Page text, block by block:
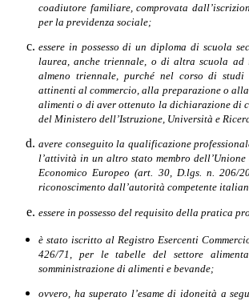
coadiutore familiare, comprovata
per la previdenza sociale;
essere in possesso di un diploma di scuola
laurea, anche triennale, o di altra scuola ad
almeno triennale, purché nel corso di studi
attinenti al commercio, alla preparazione o
alimenti o di aver ottenuto la dichiarazione di
del Ministero dell’Istruzione, Università e
avere conseguito la qualificazione
l’attività in un altro stato membro dell’Unione
Economico Europeo (art. 30, D.lgs. n. 206/
riconoscimento dall’autorità competente
essere in possesso del requisito della pratica
è stato iscritto al Registro Esercenti
426/71, per le tabelle del settore
somministrazione di alimenti e bevande;
ovvero, ha superato l’esame di idoneità a